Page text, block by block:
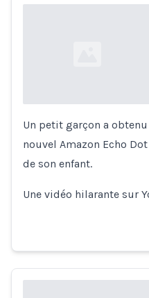
Loading...
Un petit garçon a
nouvel Amazon Echo
de son enfant.
Une vidéo hilarante sur